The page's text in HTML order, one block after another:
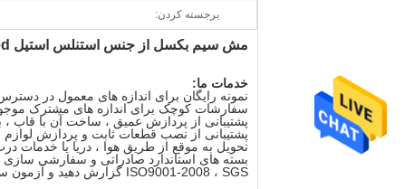
برجسته کردن:
مش سیم بکسل از جنس استنلس استیل Ferruled انعطاف پذیر برای نرده بالکن
خدمات ما:
نمونه رایگان برای اندازه های معمول در
سفارشات کوچک برای اندازه های مشترک موجود
پشتیبانی از پردازش عمیق ، ساخت آن با
پشتیبانی از نصب قطعات ثابت و پردازش
تحویل به موقع از طریق هوا ، دریا یا خدمات
بسته های استاندارد صادراتی و سفارشی سازی
ISO9001-2008 ، SGS گزارش دهید و آزمون سی طرف را قبول کنید